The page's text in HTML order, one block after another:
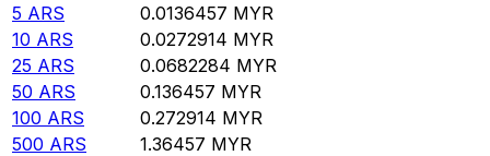
5 ARS 0.0136457 MYR
10 ARS 0.0272914 MYR
25 ARS 0.0682284 MYR
50 ARS 0.136457 MYR
100 ARS 0.272914 MYR
500 ARS 1.36457 MYR